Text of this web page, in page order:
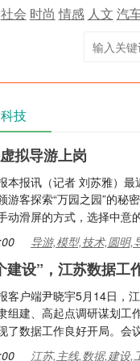
社会 时尚 情感 人文 汽
科技
拟导游上岗
本报讯（记者 刘苏雅）
游客探索“万园之园”的秘
动滑屏的方式，选择中意
导游,模型,技术,圆明,
建设”，江苏数据工
客户端尹晓宇5月14日，
组建、高起点调研谋划工
了数据工作良好开局。会
江苏,主线,数据,建设,